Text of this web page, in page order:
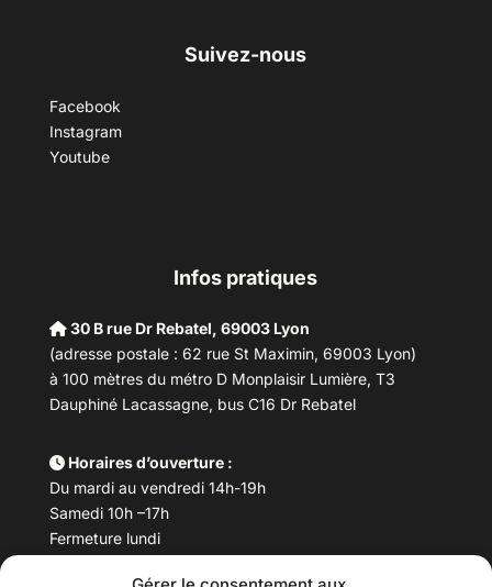
Suivez-nous
Facebook
Instagram
Youtube
Infos pratiques
30 B rue Dr Rebatel, 69003 Lyon
(adresse postale : 62 rue St Maximin, 69003 Lyon)
à 100 mètres du métro D Monplaisir Lumière, T3
Dauphiné Lacassagne, bus C16 Dr Rebatel
Horaires d’ouverture :
Du mardi au vendredi 14h-19h
Samedi 10h –17h
Fermeture lundi